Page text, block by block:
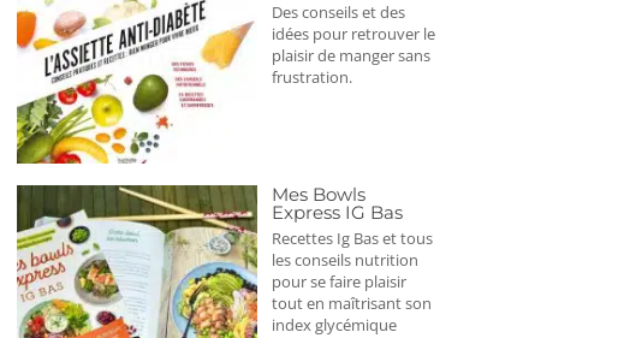
Des conseils et des
idées pour retrouver le
plaisir de manger sans
frustration.
Mes Bowls
Express IG Bas
Recettes Ig Bas et tous
les conseils nutrition
pour se faire plaisir
tout en maîtrisant son
index glycémique